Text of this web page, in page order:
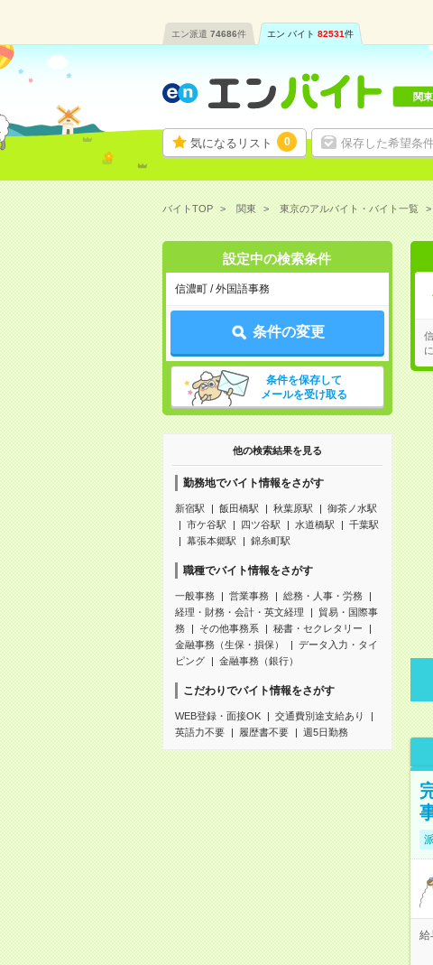
エン派遣 74686件 エン バイト 82531件
気になるリスト 0 保存した希望条
関
バイトTOP 関東 東京のアルバイト・バイト一覧
設定中の検索条件
信濃町 / 外国語事務
条件の変更
条件を保存して
メールを受け取る
他の検索結果を見る
勤務地でバイト情報をさがす
新宿駅 飯田橋駅 秋葉原駅
御茶ノ水駅
市ケ谷駅
四ツ谷駅 水道橋駅
千葉駅
幕張本郷駅
錦糸町駅
職種でバイト情報をさがす
一般事務 営業事務
総務・人事・労務
経理・財務・会計・英文経理
貿易・国際事
務
その他事務系
秘書・セクレタリー
金融事務（生保・損保）
データ入力・タイ
ピング
金融事務（銀行）
こだわりでバイト情報をさがす
WEB登録・面接OK
交通費別途支給あり
英語力不要
履歴書不要 週5日勤務
に
給